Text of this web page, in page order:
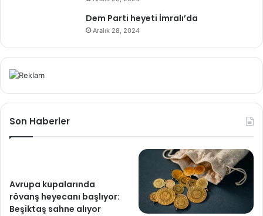
Dem Parti heyeti İmralı’da
Aralık 28, 2024
Son Haberler
Avrupa kupalarında
rövanş heyecanı başlıyor:
Beşiktaş sahne alıyor